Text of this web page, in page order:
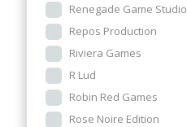
Renegade Game Studio
Repos Production
Riviera Games
R Lud
Robin Red Games
Rose Noire Edition